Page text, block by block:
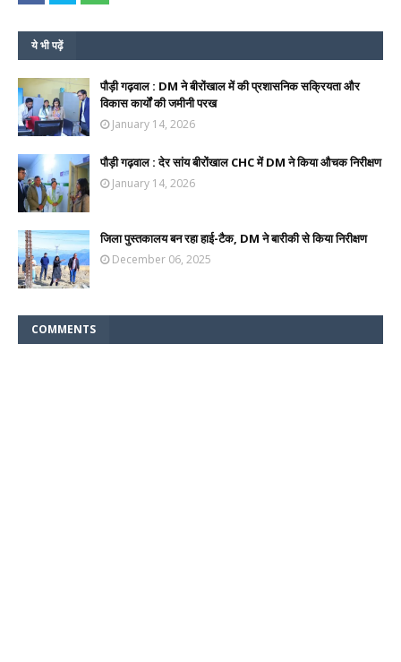
ये भी पढ़ें
पौड़ी गढ़वाल : DM ने बीरोंखाल में की प्रशासनिक सक्रियता और
विकास कार्यों की जमीनी परख
January 14, 2026
पौड़ी गढ़वाल : देर सांय बीरोंखाल CHC में DM ने किया औचक निरीक्षण
January 14, 2026
जिला पुस्तकालय बन रहा हाई-टैक, DM ने बारीकी से किया निरीक्षण
December 06, 2025
COMMENTS